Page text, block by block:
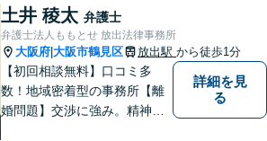
頼者様が不安を抱かないよう
に、わかりやすく的確なアド
バイスを心がけております。
土井 稜太 弁護士
弁護士法人ももとせ 放出法律事務所
大阪府 大阪市鶴見区 放出駅 から徒歩1分
【初回相談無料】口コミ多
数！地域密着型の事務所【離
婚問題】交渉に強み。精神的
詳細を見
る